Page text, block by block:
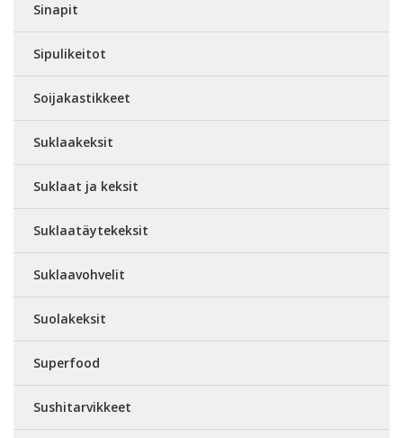
Sinapit
Sipulikeitot
Soijakastikkeet
Suklaakeksit
Suklaat ja keksit
Suklaatäytekeksit
Suklaavohvelit
Suolakeksit
Superfood
Sushitarvikkeet